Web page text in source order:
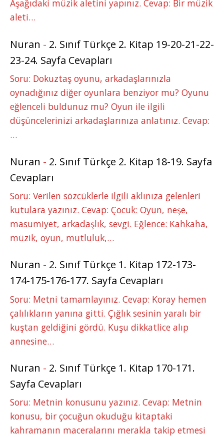
Aşağıdaki müzik aletini yapınız. Cevap: Bir müzik
aleti…
Nuran - 2. Sınıf Türkçe 2. Kitap 19-20-21-22-
23-24. Sayfa Cevapları
Soru: Dokuztaş oyunu, arkadaşlarınızla
oynadığınız diğer oyunlara benziyor mu? Oyunu
eğlenceli buldunuz mu? Oyun ile ilgili
düşüncelerinizi arkadaşlarınıza anlatınız. Cevap:
…
Nuran - 2. Sınıf Türkçe 2. Kitap 18-19. Sayfa
Cevapları
Soru: Verilen sözcüklerle ilgili aklınıza gelenleri
kutulara yazınız. Cevap: Çocuk: Oyun, neşe,
masumiyet, arkadaşlık, sevgi. Eğlence: Kahkaha,
müzik, oyun, mutluluk,…
Nuran - 2. Sınıf Türkçe 1. Kitap 172-173-
174-175-176-177. Sayfa Cevapları
Soru: Metni tamamlayınız. Cevap: Koray hemen
çalılıkların yanına gitti. Çığlık sesinin yaralı bir
kuştan geldiğini gördü. Kuşu dikkatlice alıp
annesine…
Nuran - 2. Sınıf Türkçe 1. Kitap 170-171.
Sayfa Cevapları
Soru: Metnin konusunu yazınız. Cevap: Metnin
konusu, bir çocuğun okuduğu kitaptaki
kahramanın maceralarını merakla takip etmesi